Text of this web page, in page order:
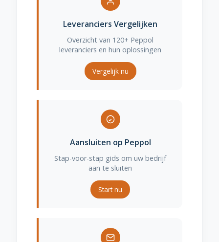
Leveranciers Vergelijken
Overzicht van 120+ Peppol
leveranciers en hun oplossingen
Vergelijk nu
Aansluiten op Peppol
Stap-voor-stap gids om uw bedrijf
aan te sluiten
Start nu